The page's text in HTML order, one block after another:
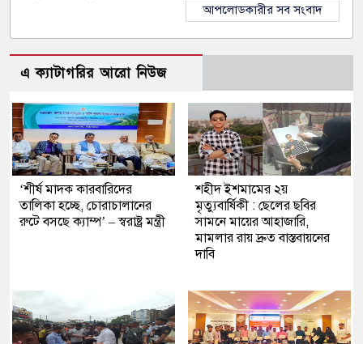
আপলোডকারীর সব সংবাদ
এ ক্যাটাগরির আরো নিউজ
‘শীর্ষ মাদক কারবারিদের
তালিকা হচ্ছে, চোরাচালানের
রুটে বসছে ক্যাম্প’ – স্বরাষ্ট্র মন্ত্রী
শহীদ ইশমামের ২য়
মৃত্যুবার্ষিকী : ছেলের ছবির
সামনে মায়ের আহাজারি,
মামলার রায় দ্রুত বাস্তবায়নের
দাবি